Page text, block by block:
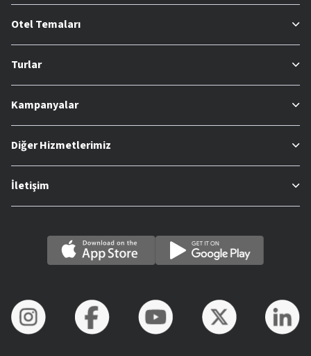
Otel Temaları
Turlar
Kampanyalar
Diğer Hizmetlerimiz
İletişim